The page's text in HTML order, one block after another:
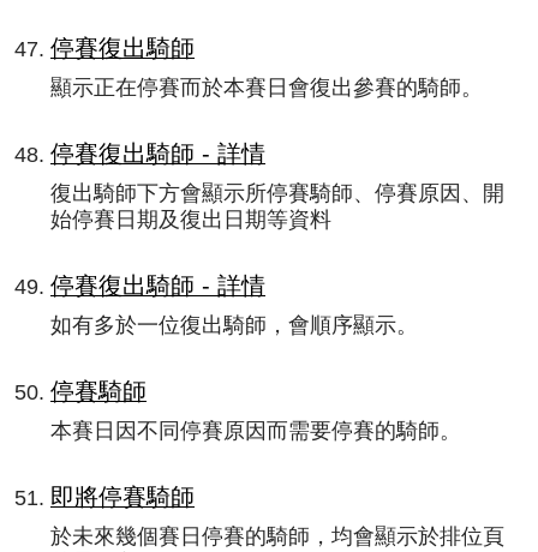
停賽復出騎師
顯示正在停賽而於本賽日會復出參賽的騎師。
停賽復出騎師 - 詳情
復出騎師下方會顯示所停賽騎師、停賽原因、開
始停賽日期及復出日期等資料
停賽復出騎師 - 詳情
如有多於一位復出騎師，會順序顯示。
停賽騎師
本賽日因不同停賽原因而需要停賽的騎師。
即將停賽騎師
於未來幾個賽日停賽的騎師，均會顯示於排位頁